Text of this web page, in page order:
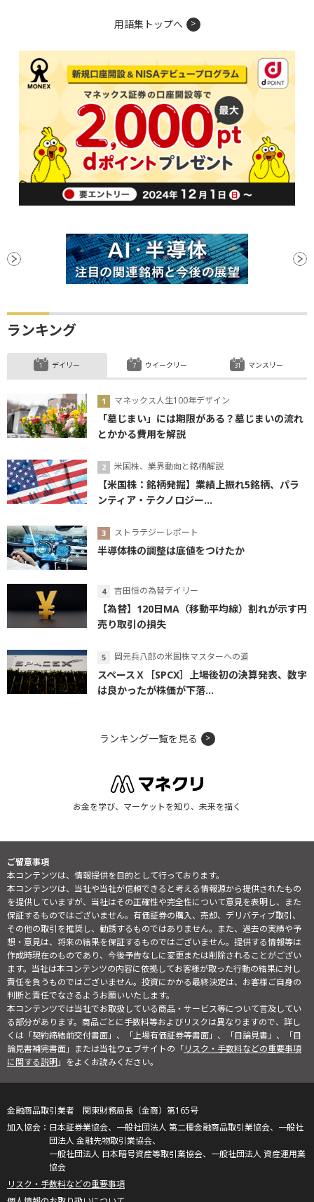
用語集トップへ
ランキング
デイリー
マネックス人生100年デザイン
「墓じまい」には期限がある？墓じまいの流れ
とかかる費用を解説
米国株、業界動向と銘柄解説
【米国株：銘柄発掘】業績上振れ5銘柄、パラ
ンティア・テクノロジー...
ストラテジーレポート
半導体株の調整は底値をつけたか
吉田恒の為替デイリー
【為替】120日MA（移動平均線）割れが示す円
売り取引の損失
岡元兵八郎の米国株マスターへの道
スペースＸ［SPCX］上場後初の決算発表、数字
は良かったが株価が下落...
ウイークリー マンスリー
ランキング一覧を見る
お金を学び、マーケットを知り、未来を描く
ご留意事項
本コンテンツは、情報提供を目的として行っております。
本コンテンツは、当社や当社が信頼できると考える情報源から提供されたもの
を提供していますが、当社はその正確性や完全性について意見を表明し、また
保証するものではございません。有価証券の購入、売却、デリバティブ取引、
その他の取引を推奨し、勧誘するものではありません。また、過去の実績や予
想・意見は、将来の結果を保証するものではございません。提供する情報等は
作成時現在のものであり、今後予告なしに変更または削除されることがござい
ます。当社は本コンテンツの内容に依拠してお客様が取った行動の結果に対し
責任を負うものではございません。投資にかかる最終決定は、お客様ご自身の
判断と責任でなさるようお願いいたします。
本コンテンツでは当社でお取扱している商品・サービス等について言及してい
る部分があります。商品ごとに手数料等およびリスクは異なりますので、詳し
くは「契約締結前交付書面」、「上場有価証券等書面」、「目論見書」、「目
論見書補完書面」または当社ウェブサイトの「リスク・手数料などの重要事項
に関する説明」をよくお読みください。
金融商品取引業者 関東財務局長（金商）第165号
日本証券業協会、一般社団法人 第二種金融商品取引業協会、一般社
団法人 金融先物取引業協会、
一般社団法人 日本暗号資産等取引業協会、一般社団法人 資産運用業
協会
リスク・手数料などの重要事項